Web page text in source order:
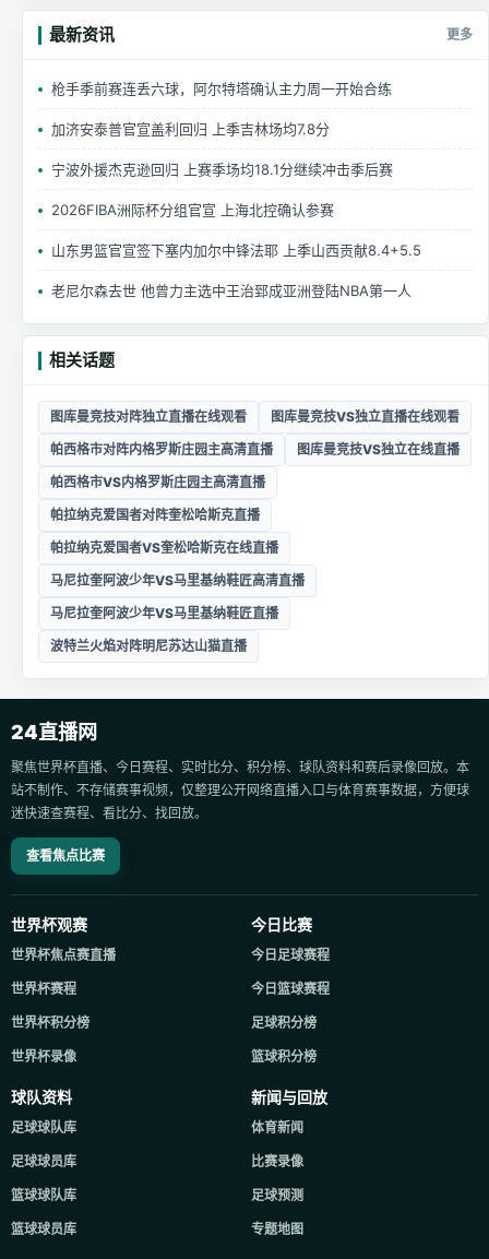
最新资讯 更多
枪手季前赛连丢六球，阿尔特塔确认主力周一开始合练
加济安泰普官宣盖利回归 上季吉林场均7.8分
宁波外援杰克逊回归 上赛季场均18.1分继续冲击季后赛
2026FIBA洲际杯分组官宣 上海北控确认参赛
山东男篮官宣签下塞内加尔中锋法耶 上季山西贡献8.4+5.5
老尼尔森去世 他曾力主选中王治郅成亚洲登陆NBA第一人
相关话题
图库曼竞技对阵独立直播在线观看
图库曼竞技VS独立直播在线观看
帕西格市对阵内格罗斯庄园主高清直播
图库曼竞技VS独立在线直播
帕西格市VS内格罗斯庄园主高清直播
帕拉纳克爱国者对阵奎松哈斯克直播
帕拉纳克爱国者VS奎松哈斯克在线直播
马尼拉奎阿波少年VS马里基纳鞋匠高清直播
马尼拉奎阿波少年VS马里基纳鞋匠直播
波特兰火焰对阵明尼苏达山猫直播
24直播网
聚焦世界杯直播、今日赛程、实时比分、积分榜、球队资料和赛后录像回放。本
站不制作、不存储赛事视频，仅整理公开网络直播入口与体育赛事数据，方便球
迷快速查赛程、看比分、找回放。
查看焦点比赛
世界杯观赛
世界杯焦点赛直播
世界杯赛程
世界杯积分榜
世界杯录像
今日比赛
今日足球赛程
今日篮球赛程
足球积分榜
篮球积分榜
球队资料
足球球队库
足球球员库
篮球球队库
篮球球员库
新闻与回放
体育新闻
比赛录像
足球预测
专题地图